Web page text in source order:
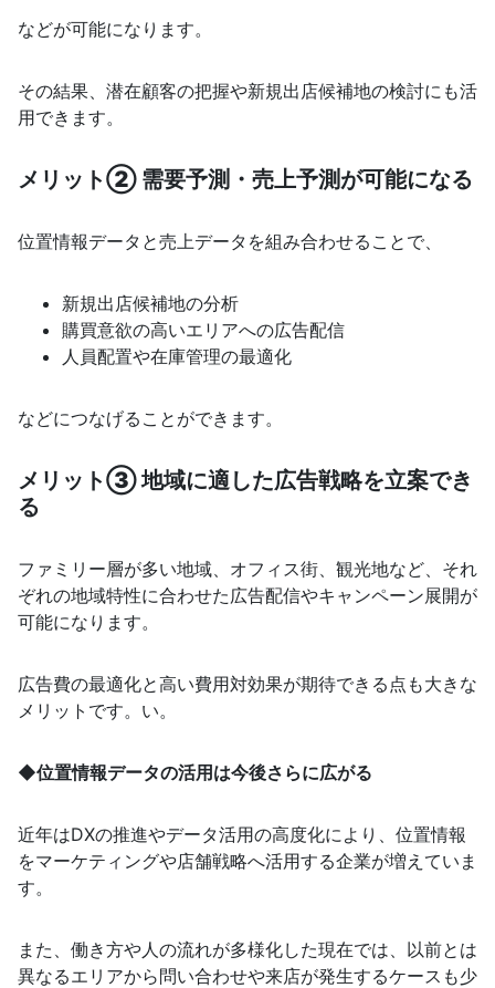
などが可能になります。
その結果、潜在顧客の把握や新規出店候補地の検討にも活
用できます。
メリット② 需要予測・売上予測が可能になる
位置情報データと売上データを組み合わせることで、
新規出店候補地の分析
購買意欲の高いエリアへの広告配信
人員配置や在庫管理の最適化
などにつなげることができます。
メリット③ 地域に適した広告戦略を立案でき
る
ファミリー層が多い地域、オフィス街、観光地など、それ
ぞれの地域特性に合わせた広告配信やキャンペーン展開が
可能になります。
広告費の最適化と高い費用対効果が期待できる点も大きな
メリットです。い。
◆位置情報データの活用は今後さらに広がる
近年はDXの推進やデータ活用の高度化により、位置情報
をマーケティングや店舗戦略へ活用する企業が増えていま
す。
また、働き方や人の流れが多様化した現在では、以前とは
異なるエリアから問い合わせや来店が発生するケースも少